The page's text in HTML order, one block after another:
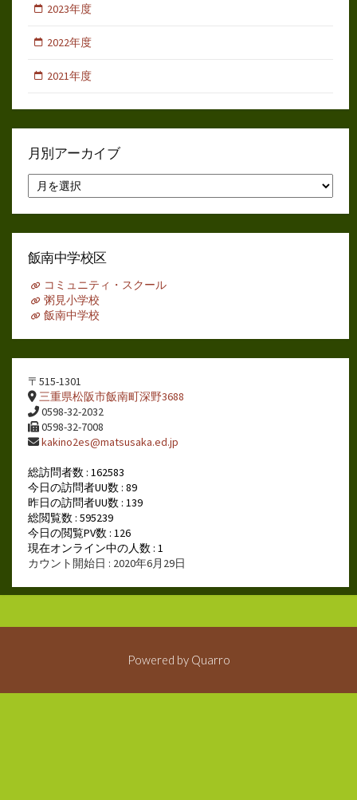
2023年度
2022年度
2021年度
月別アーカイブ
別
ア
イ
飯南中学校区
コミュニティ・スクール
粥見小学校
飯南中学校
〒515-1301
三重県松阪市飯南町深野3688
0598-32-2032
0598-32-7008
kakino2es@matsusaka.ed.jp
総訪問者数 : 162583
今日の訪問者UU数 : 89
昨日の訪問者UU数 : 139
総閲覧数 : 595239
今日の閲覧PV数 : 126
現在オンライン中の人数 : 1
カウント開始日 : 2020年6月29日
Powered by Quarro